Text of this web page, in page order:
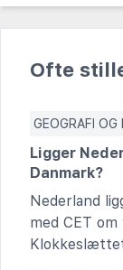
Ofte
GEOGRAFI OG
Ligger
Danmark?
Nederland
med CET